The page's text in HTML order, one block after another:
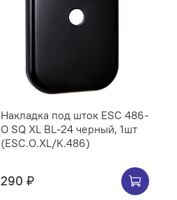
Накладка под шток ESC 486-
O SQ XL BL-24 черный, 1шт
(ESC.O.XL/K.486)
290 ₽